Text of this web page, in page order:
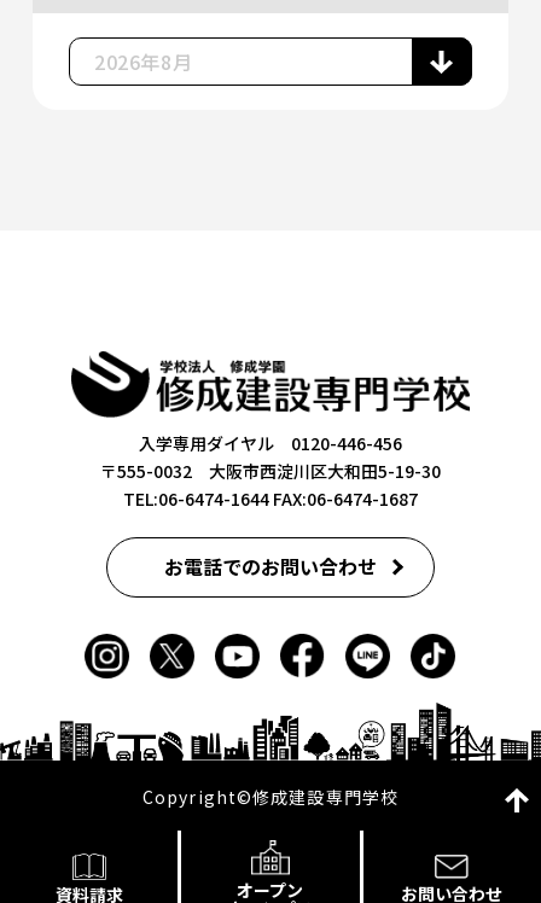
資料請求 オープン お問い合わせ
入学専用ダイヤル 0120-446-456
〒555-0032 大阪市西淀川区大和田5-19-30
TEL:06-6474-1644FAX:06-6474-1687
お電話でのお問い合わせ
Copyright©修成建設専門学校